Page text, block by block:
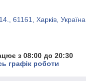
61161, Харків, Україна
з 08:00 до 20:30
графік роботи